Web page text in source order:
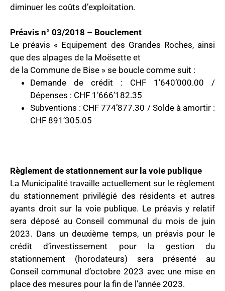
diminuer les coûts d’exploitation.
Préavis n° 03/2018 – Bouclement
Le préavis « Equipement des Grandes Roches, ainsi
que des alpages de la Moësette et
de la Commune de Bise » se boucle comme suit :
Demande de crédit : CHF 1’640’000.00 /
Dépenses : CHF 1’666’182.35
Subventions : CHF 774’877.30 / Solde à amortir :
CHF 891’305.05
Règlement de stationnement sur la voie publique
La Municipalité travaille actuellement sur le règlement
du stationnement privilégié des résidents et autres
ayants droit sur la voie publique. Le préavis y relatif
sera déposé au Conseil communal du mois de juin
2023. Dans un deuxième temps, un préavis pour le
crédit d’investissement pour la gestion du
stationnement (horodateurs) sera présenté au
Conseil communal d’octobre 2023 avec une mise en
place des mesures pour la fin de l’année 2023.